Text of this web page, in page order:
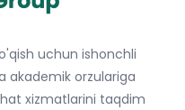
uchun ishonchli
akademik orzulariga
xizmatlarini taqdim